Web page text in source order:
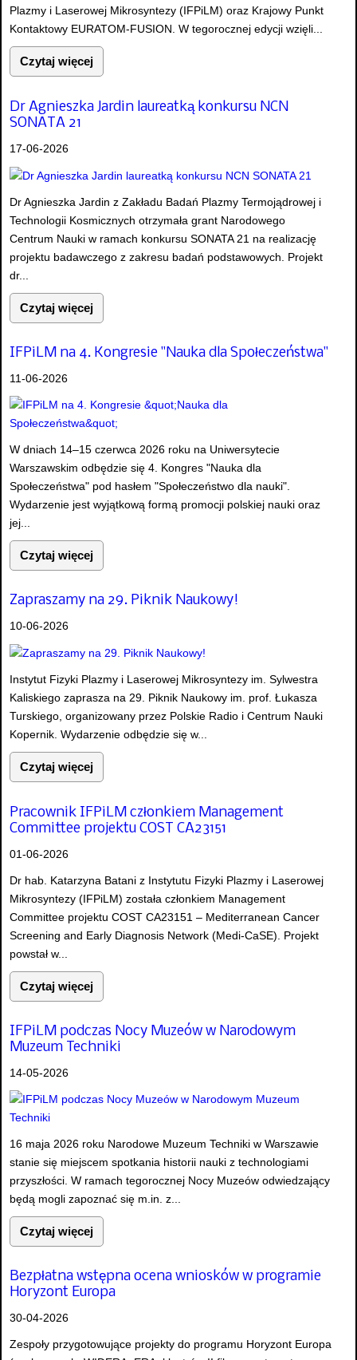
Plazmy i Laserowej Mikrosyntezy (IFPiLM) oraz Krajowy Punkt
Kontaktowy EURATOM-FUSION. W tegorocznej edycji wzięli...
Czytaj więcej
Dr Agnieszka Jardin laureatką konkursu NCN
SONATA 21
17-06-2026
Dr Agnieszka Jardin z Zakładu Badań Plazmy Termojądrowej i
Technologii Kosmicznych otrzymała grant Narodowego
Centrum Nauki w ramach konkursu SONATA 21 na realizację
projektu badawczego z zakresu badań podstawowych. Projekt
dr...
Czytaj więcej
IFPiLM na 4. Kongresie "Nauka dla Społeczeństwa"
11-06-2026
W dniach 14–15 czerwca 2026 roku na Uniwersytecie
Warszawskim odbędzie się 4. Kongres "Nauka dla
Społeczeństwa" pod hasłem "Społeczeństwo dla nauki".
Wydarzenie jest wyjątkową formą promocji polskiej nauki oraz
jej...
Czytaj więcej
Zapraszamy na 29. Piknik Naukowy!
10-06-2026
Instytut Fizyki Plazmy i Laserowej Mikrosyntezy im. Sylwestra
Kaliskiego zaprasza na 29. Piknik Naukowy im. prof. Łukasza
Turskiego, organizowany przez Polskie Radio i Centrum Nauki
Kopernik. Wydarzenie odbędzie się w...
Czytaj więcej
Pracownik IFPiLM członkiem Management
Committee projektu COST CA23151
01-06-2026
Dr hab. Katarzyna Batani z Instytutu Fizyki Plazmy i Laserowej
Mikrosyntezy (IFPiLM) została członkiem Management
Committee projektu COST CA23151 – Mediterranean Cancer
Screening and Early Diagnosis Network (Medi-CaSE). Projekt
powstał w...
Czytaj więcej
IFPiLM podczas Nocy Muzeów w Narodowym
Muzeum Techniki
14-05-2026
16 maja 2026 roku Narodowe Muzeum Techniki w Warszawie
stanie się miejscem spotkania historii nauki z technologiami
przyszłości. W ramach tegorocznej Nocy Muzeów odwiedzający
będą mogli zapoznać się m.in. z...
Czytaj więcej
Bezpłatna wstępna ocena wniosków w programie
Horyzont Europa
30-04-2026
Zespoły przygotowujące projekty do programu Horyzont Europa